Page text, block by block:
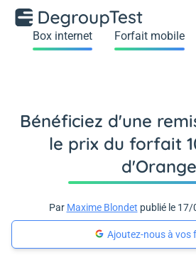
Box internet Forfait mobile
Bénéficiez d'une
le prix du forfait
d'Orange
Par Maxime Blondet publié le
Ajoutez-nous à vos